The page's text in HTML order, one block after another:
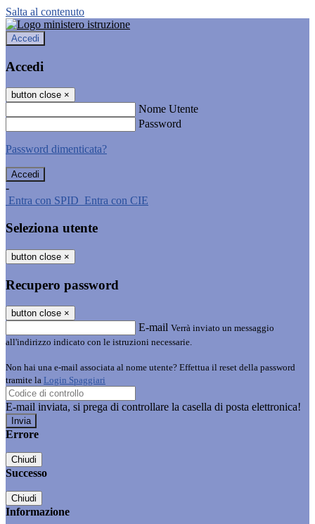
Salta al contenuto
Accedi
Accedi
button close ×
Nome Utente
Password
Password dimenticata?
-
Entra con SPID Entra con CIE
Seleziona utente
button close ×
Recupero password
button close ×
E-mail Verrà inviato un messaggio
all'indirizzo indicato con le istruzioni necessarie.
Non hai una e-mail associata al nome utente? Effettua il reset della password
tramite la Login Spaggiari
E-mail inviata, si prega di controllare la casella di posta elettronica!
Errore
Chiudi
Successo
Chiudi
Informazione